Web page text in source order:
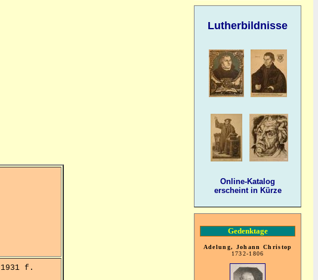
Lutherbildnisse
Online-Katalog
erscheint in Kürze
Gedenktage
Adelung, Johann Christop
1732-1806
f.